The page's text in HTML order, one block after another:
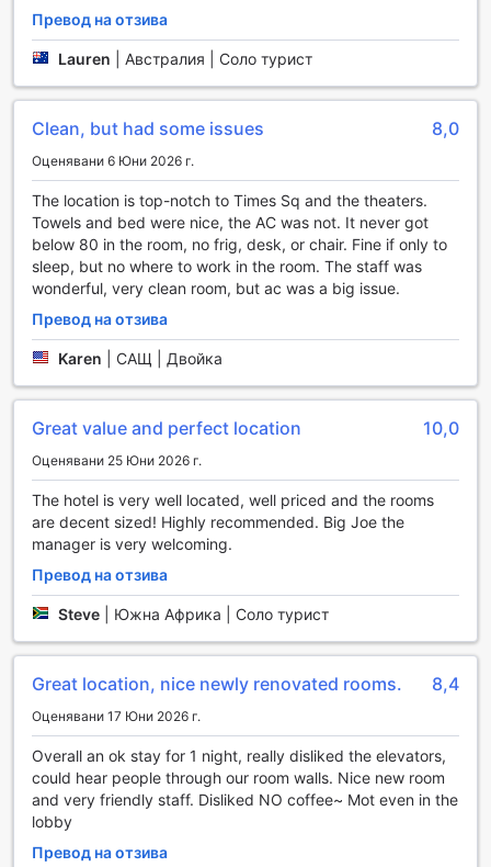
Спортни съоръжения в Row NYC Hotel
Row NYC Hotel предлага на своите гости изключителни
спортни съоръжения, предназначени да удовлетворят
Фитнес центърът на хотела е отворен 24 часа в
денонощието, което позволява на посетителите да
поддържат своята фитнес рутина независимо от
времето на деня. Съоръжението е напълно оборудвано
с модерни уреди за тренировка, включително кардио
машини, тежести и свободни тежести, предоставяйки
всичко необходимо за интензивни тренировки или
релаксиращи упражнения.
Най-хубавото е, че фитнес центърът е безплатен за
всички гости на Row NYC Hotel, което го прави
идеалното място за активна почивка. Без значение
поддържате форма по време на пътуването си,
спортните съоръжения на хотела предлагат комфортна
и вдъхновяваща среда, в която да се потопите в
тренировка. Стремежът на Row NYC Hotel е да осигури
здравословен начин на живот, които да направят
вашето преживяване в Ню Йорк още по-пълноценно.
Удобства в Row NYC Hotel: Комфорт и Леснота за
Вашия Престой
Row NYC Hotel предлага разнообразие от удобства,
сърцето на Ню Йорк. Гостите могат да се възползват от
услугите за пране и химическо чистене, които
осигуряват свежест и удобство за вашите дрехи. За
допълнителна сигурност, хотелът предлага сейфове за
съхранение на ценности, както и услуги на консиежа,
които ще ви помогнат да организирате всичките си
нужди по време на престоя.
можете да останете свързани с близките си или да
Превод на отзива
Lauren Австралия | Соло турист
Clean, but had some issues 8,0
Оценявани 6 Юни 2026 г.
The location is top-notch to Times Sq and the theaters.
Towels and bed were nice, the AC was not. It never got
below 80 in the room, no frig, desk, or chair. Fine if only to
sleep, but no where to work in the room. The staff was
wonderful, very clean room, but ac was a big issue.
Превод на отзива
Karen САЩ | Двойка
Great value and perfect location 10,0
Оценявани 25 Юни 2026 г.
The hotel is very well located, well priced and the rooms
are decent sized! Highly recommended. Big Joe the
manager is very welcoming.
Превод на отзива
Steve Южна Африка | Соло турист
Great location, nice newly renovated rooms. 8,4
Оценявани 17 Юни 2026 г.
Overall an ok stay for 1 night, really disliked the elevators,
could hear people through our room walls. Nice new room
and very friendly staff. Disliked NO coffee~ Mot even in the
lobby
Превод на отзива